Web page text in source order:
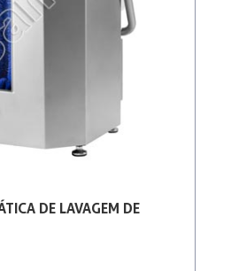
DE LAVAGEM DE